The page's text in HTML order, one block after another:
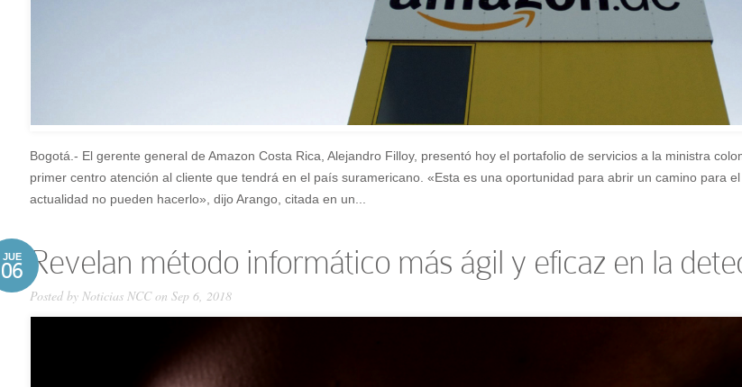
Bogotá.- El gerente general de Amazon Costa Rica, Alejandro Filloy, presentó hoy el portafolio de servicios a la ministra
primer centro atención al cliente que tendrá en el país suramericano. «Esta es una oportunidad para abrir un camino para
actualidad no pueden hacerlo», dijo Arango, citada en un...
JUE
06 Revelan método informático más ágil y eficaz en la
Posted by Noticias NCCon Sep 6, 2018